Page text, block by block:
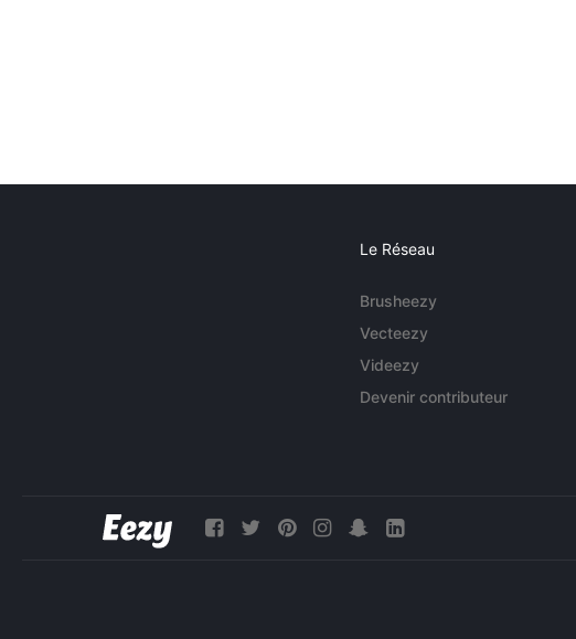
Le Réseau
Brusheezy
Vecteezy
Videezy
Devenir contributeur